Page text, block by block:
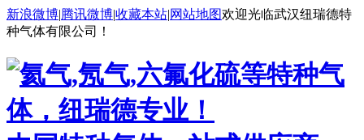
新浪微博|腾讯微博|收藏本站|网站地图欢迎光临武汉纽瑞德特
种气体有限公司！